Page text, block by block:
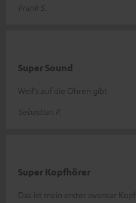
Frank S.
Super Sound
Weil‘s auf die Ohren gibt
Sebastian P.
Super Kopfhörer
Das ist mein erster overear